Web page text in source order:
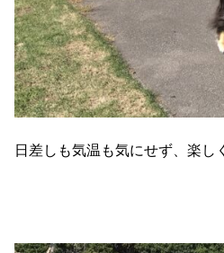
日差しも気温も気にせず、楽し